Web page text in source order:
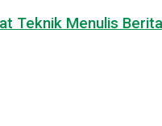
Teknik Menulis